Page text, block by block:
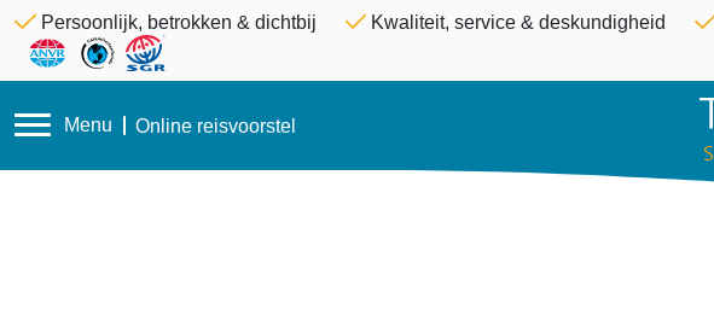
Persoonlijk, betrokken & dichtbij Kwaliteit, service & deskundigheid
Menu Online reisvoorstel